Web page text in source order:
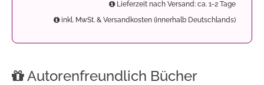
Lieferzeit nach Versand: ca. 1-2 Tage
inkl. MwSt. & Versandkosten (innerhalb Deutschlands)
Autorenfreundlich Bücher